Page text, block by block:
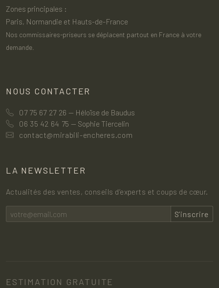
Zones principales :
Paris, Normandie et Hauts-de-France
Nos commissaires-priseurs se déplacent partout en France à votre
demande.
NOUS CONTACTER
07 75 67 27 26 — Héloïse de Baudus
06 35 42 64 75 — Sophie Tiercelin
contact@mirabili-encheres.com
LA NEWSLETTER
Actualités des ventes, conseils d’experts et coups de cœur.
S’inscrire
ESTIMATION GRATUITE